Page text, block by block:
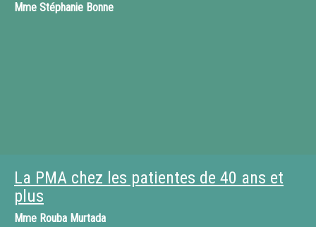
Mme Stéphanie Bonne
La PMA chez les patientes de 40 ans et
plus
Mme Rouba Murtada